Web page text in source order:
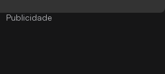
Publicidade